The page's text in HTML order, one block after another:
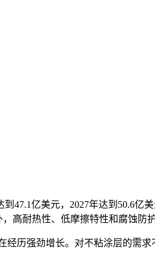
47.1亿美元，2027年达到50.6亿
高耐热性、低摩擦特性和腐蚀防
历强劲增长。对不粘涂层的需